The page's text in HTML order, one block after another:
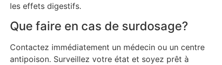
les effets digestifs.
Que faire en cas de surdosage?
Contactez immédiatement un médecin ou un centre
antipoison. Surveillez votre état et soyez prêt à